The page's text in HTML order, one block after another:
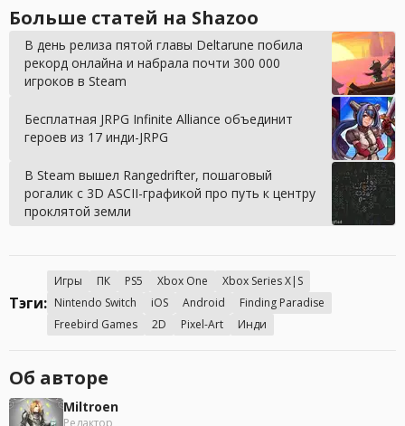
Больше статей на Shazoo
В день релиза пятой главы Deltarune побила
рекорд онлайна и набрала почти 300 000
игроков в Steam
Бесплатная JRPG Infinite Alliance объединит
героев из 17 инди-JRPG
В Steam вышел Rangedrifter, пошаговый
рогалик с 3D ASCII-графикой про путь к центру
проклятой земли
Тэги:
Игры ПК PS5 Xbox One
Xbox Series X|S
Nintendo Switch
iOS Android
Finding Paradise
Freebird Games
2D Pixel-Art Инди
Об авторе
Miltroen